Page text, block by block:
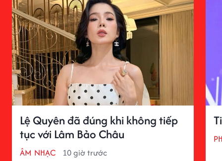
Lệ Quyên đã đúng khi không tiếp
tục với Lâm Bảo Châu
ÂM NHẠC 10 giờ trước